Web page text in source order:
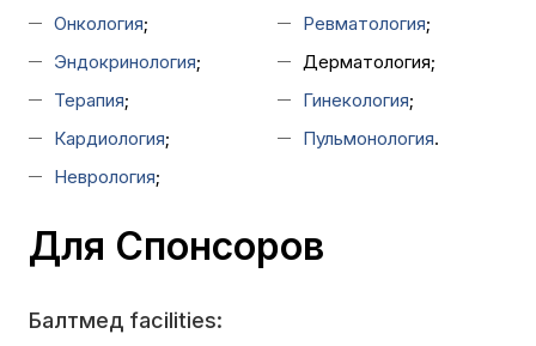
Онкология;
Эндокринология;
Терапия;
Кардиология;
Неврология;
Ревматология;
Дерматология;
Гинекология;
Пульмонология.
Для Спонсоров
Балтмед facilities: